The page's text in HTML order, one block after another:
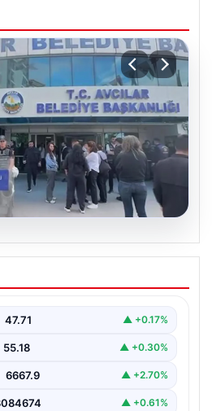
operasyon. 12
47.71 ▲ +0.17%
55.18 ▲ +0.30%
6667.9 ▲ +2.70%
▲ +0.61%